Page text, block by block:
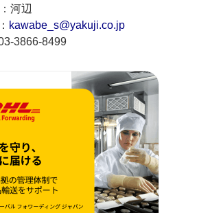
辺
kawabe_s@yakuji.co.jp
8499